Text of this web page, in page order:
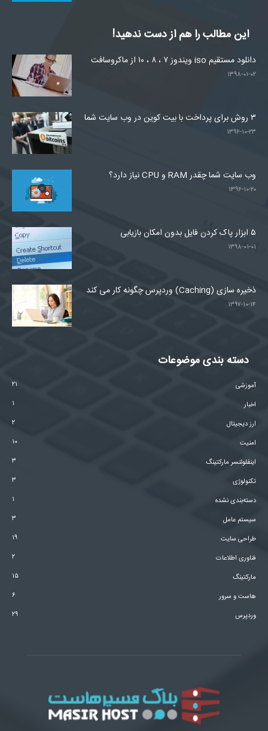
این مطالب را هم از دست ندهید!
دانلود مستقیم iso ویندوز ۷ ، ۸ ، ۱۰ از ماکروسافت
۱۳۹۸-۰۱-۰۲
۳ روش برای پرداخت با بیت کوین در وب سایت شما
۱۳۹۶-۱۰-۲۳
وب سایت شما چقدر RAM و CPU نیاز دارد؟
۱۳۹۶-۱۰-۲۰
۵ ابزار پاک کردن فایل بدون امکان بازیابی
۱۳۹۸-۰۱-۰۱
ذخیره سازی (Caching) وردپرس چگونه کار می کند
۱۳۹۷-۱۰-۱۴
دسته بندی موضوعات
آموزشی
۲۱
اخبار
۱
ارز دیجیتال
۲
امنیت
۱۰
اینفلوئنسر مارکتینگ
۳
تکنولوژی
۳
دسته‌بندی نشده
۱
سیستم عامل
۳
طراحی سایت
۱۹
فناوری اطلاعات
۲
مارکتینگ
۱۵
هاست و سرور
۶
وردپرس
۲۹